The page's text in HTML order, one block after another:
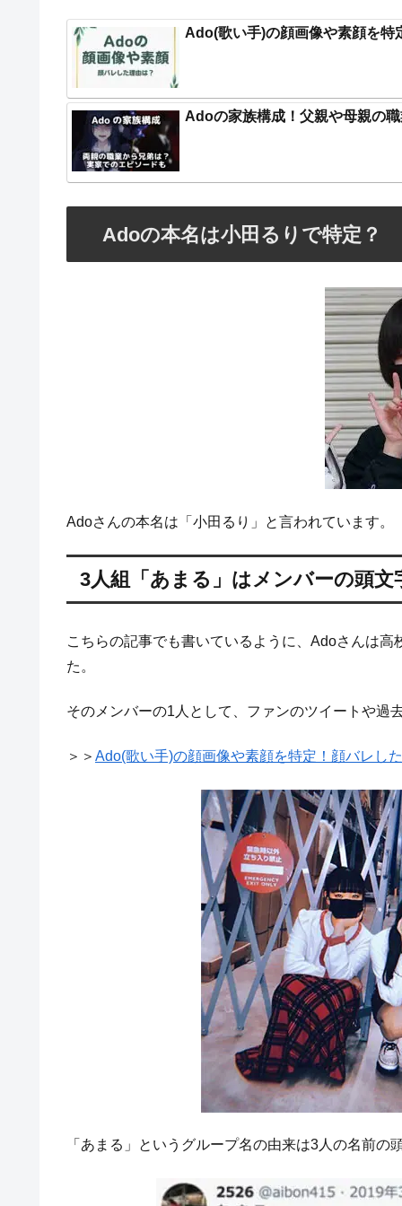
Ado(歌い手)の顔画像や素顔を特
Adoの家族構成！父親や母親の
Adoの本名は小田るりで特定？
Adoさんの本名は「小田るり」と言われています。
3人組「あまる」はメンバーの頭文
こちらの記事でも書いているように、Adoさんは
た。
そのメンバーの1人として、ファンのツイートや過
＞＞ Ado(歌い手)の顔画像や素顔を特定！顔バレし
「あまる」というグループ名の由来は3人の名前の